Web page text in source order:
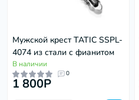
Мужской крест TATIC SSPL-
4074 из стали с фианитом
В наличии
0
1 800P